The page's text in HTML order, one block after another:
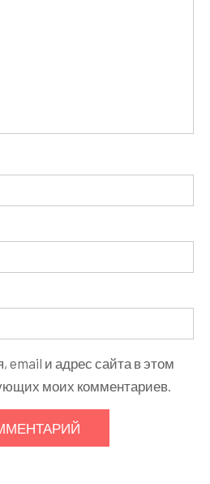
email и адрес сайта в этом
моих комментариев.